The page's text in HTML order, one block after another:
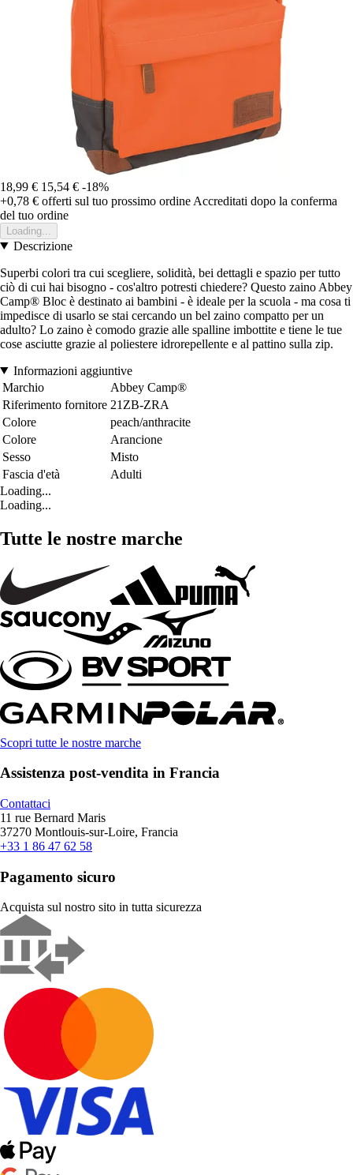
18,99 € 15,54 € -18%
+0,78 € offerti sul tuo prossimo ordine Accreditati dopo la conferma
del tuo ordine
Loading...
Descrizione
Superbi colori tra cui scegliere, solidità, bei dettagli e spazio per tutto
ciò di cui hai bisogno - cos'altro potresti chiedere? Questo zaino Abbey
Camp® Bloc è destinato ai bambini - è ideale per la scuola - ma cosa ti
impedisce di usarlo se stai cercando un bel zaino compatto per un
adulto? Lo zaino è comodo grazie alle spalline imbottite e tiene le tue
cose asciutte grazie al poliestere idrorepellente e al pattino sulla zip.
Informazioni aggiuntive
Marchio
Abbey Camp®
Riferimento fornitore 21ZB-ZRA
Colore
peach/anthracite
Colore
Arancione
Sesso
Misto
Fascia d'età
Adulti
Loading...
Loading...
Tutte le nostre marche
Scopri tutte le nostre marche
Assistenza post-vendita in Francia
Contattaci
11 rue Bernard Maris
37270 Montlouis-sur-Loire, Francia
+33 1 86 47 62 58
Pagamento sicuro
Acquista sul nostro sito in tutta sicurezza